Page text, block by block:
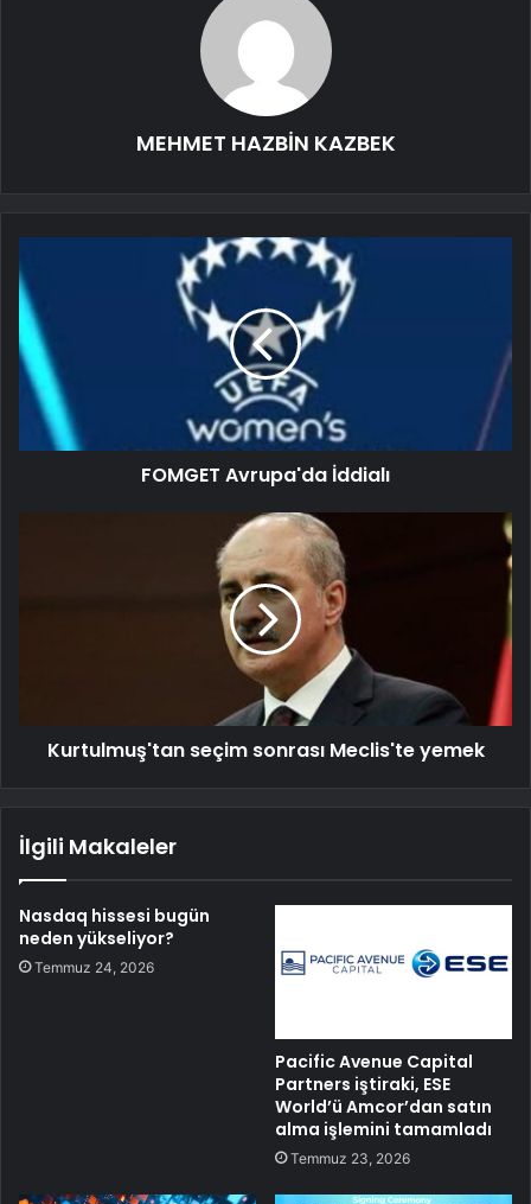
MEHMET HAZBİN KAZBEK
FOMGET Avrupa'da İddialı
Kurtulmuş'tan seçim sonrası Meclis'te yemek
İlgili Makaleler
Nasdaq hissesi bugün
neden yükseliyor?
Temmuz 24, 2026
Pacific Avenue Capital
Partners iştiraki, ESE
World’ü Amcor’dan satın
alma işlemini tamamladı
Temmuz 23, 2026